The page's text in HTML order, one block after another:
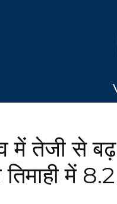
में तेजी से बढ़
में